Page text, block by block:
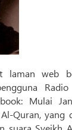
laman web
Mulai
Quran, yang